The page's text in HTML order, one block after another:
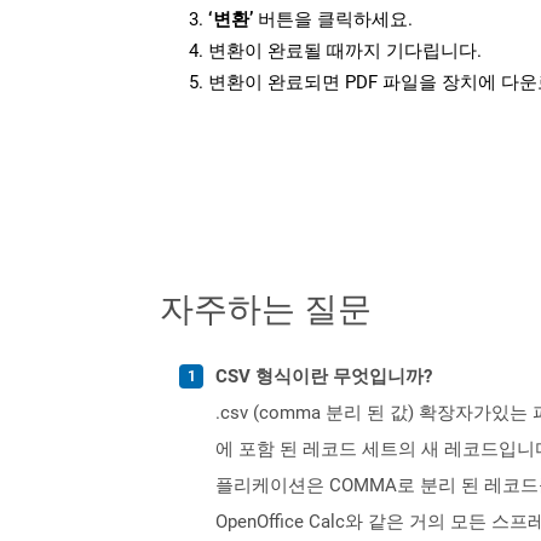
‘변환’ 버튼을 클릭하세요.
변환이 완료될 때까지 기다립니다.
변환이 완료되면 PDF 파일을 장치에 다
자주하는 질문
CSV 형식이란 무엇입니까?
.csv (comma 분리 된 값) 확장자가있는
에 포함 된 레코드 세트의 새 레코드입
플리케이션은 COMMA로 분리 된 레코
OpenOffice Calc와 같은 거의 모든 스프